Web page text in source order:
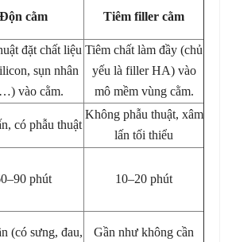
Độn cằm Tiêm filler cằm
đặt chất liệu
sụn nhân
vào cằm.
Tiêm chất làm đầy (chủ
yếu là filler HA) vào
mô mềm vùng cằm.
có phẫu thuật
Không phẫu thuật, xâm
lấn tối thiểu
phút 10–20 phút
(có sưng, đau,
Gần như không cần